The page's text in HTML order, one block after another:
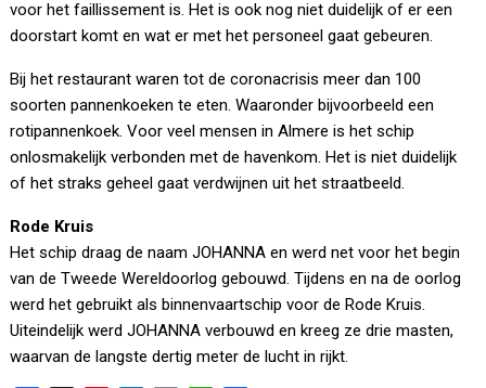
voor het faillissement is. Het is ook nog niet duidelijk of er een
doorstart komt en wat er met het personeel gaat gebeuren.
Bij het restaurant waren tot de coronacrisis meer dan 100
soorten pannenkoeken te eten. Waaronder bijvoorbeeld een
rotipannenkoek. Voor veel mensen in Almere is het schip
onlosmakelijk verbonden met de havenkom. Het is niet duidelijk
of het straks geheel gaat verdwijnen uit het straatbeeld.
Rode Kruis
Het schip draag de naam JOHANNA en werd net voor het begin
van de Tweede Wereldoorlog gebouwd. Tijdens en na de oorlog
werd het gebruikt als binnenvaartschip voor de Rode Kruis.
Uiteindelijk werd JOHANNA verbouwd en kreeg ze drie masten,
waarvan de langste dertig meter de lucht in rijkt.